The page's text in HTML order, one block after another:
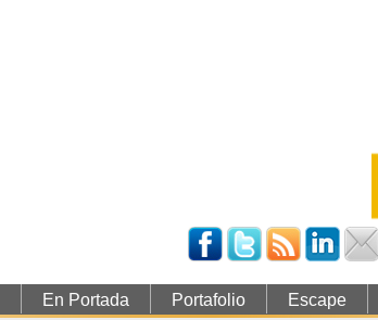
En Portada Portafolio Escape